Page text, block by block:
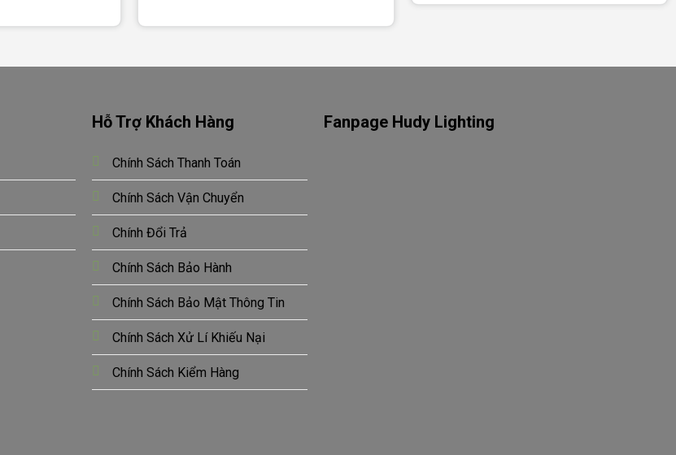
Hỗ Trợ Khách Hàng
Chính Sách Thanh Toán
Chính Sách Vận Chuyển
Chính Đổi Trả
Chính Sách Bảo Hành
Chính Sách Bảo Mật Thông Tin
Chính Sách Xử Lí Khiếu Nại
Chính Sách Kiểm Hàng
Fanpage Hudy Lighting